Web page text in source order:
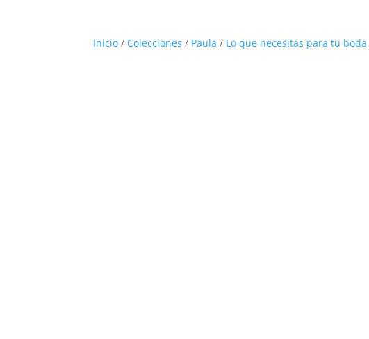
Inicio / Colecciones / Paula / Lo que necesitas para tu boda